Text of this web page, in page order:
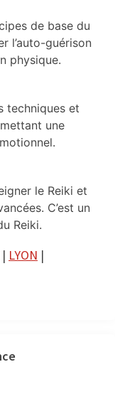
de base du
l’auto-guérison
physique.
techniques et
une
le Reiki et
C’est un
Reiki.
| LYON |